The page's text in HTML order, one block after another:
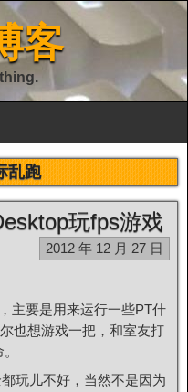
客
乱跑
玩fps游戏
2012 年 12 月 27 日
，主要是用来运行一些PT什
也想游戏一把，和室友打
玩儿不好，当然不是因为